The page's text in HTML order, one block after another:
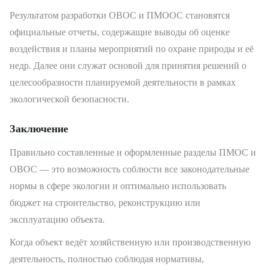
Результатом разработки ОВОС и ПМООС становятся
официальные отчеты, содержащие выводы об оценке
воздействия и планы мероприятий по охране природы и её
недр. Далее они служат основой для принятия решений о
целесообразности планируемой деятельности в рамках
экологической безопасности.
Заключение
Правильно составленные и оформленные разделы ПМОС и
ОВОС — это возможность соблюсти все законодательные
нормы в сфере экологии и оптимально использовать
бюджет на строительство, реконструкцию или
эксплуатацию объекта.
Когда объект ведёт хозяйственную или производственную
деятельность, полностью соблюдая нормативы,